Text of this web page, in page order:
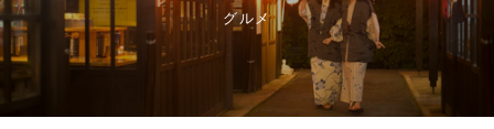
グルメ